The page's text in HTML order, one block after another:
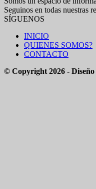
Seguinos en todas nuestras
SÍGUENOS
INICIO
QUIENES SOMOS?
CONTACTO
© Copyright 2026 -